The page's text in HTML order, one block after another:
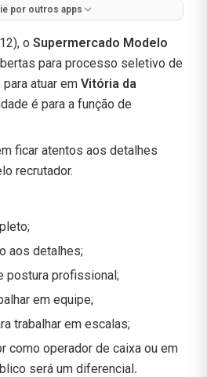
por outros apps
o Supermercado Modelo
para processo seletivo de
atuar em Vitória da
é para a função de
ficar atentos aos detalhes
recrutador.
aos detalhes;
postura profissional;
em equipe;
trabalhar em escalas;
como operador de caixa ou em
será um diferencial.